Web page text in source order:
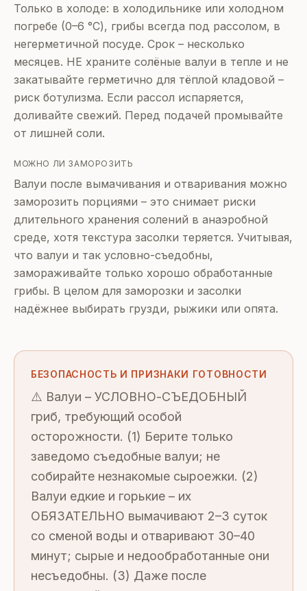
Только в холоде: в холодильнике или холодном
погребе (0–6 °C), грибы всегда под рассолом, в
негерметичной посуде. Срок – несколько
месяцев. НЕ храните солёные валуи в тепле и не
закатывайте герметично для тёплой кладовой –
риск ботулизма. Если рассол испаряется,
доливайте свежий. Перед подачей промывайте
от лишней соли.
МОЖНО ЛИ ЗАМОРОЗИТЬ
Валуи после вымачивания и отваривания можно
заморозить порциями – это снимает риски
длительного хранения солений в анаэробной
среде, хотя текстура засолки теряется. Учитывая,
что валуи и так условно-съедобны,
замораживайте только хорошо обработанные
грибы. В целом для заморозки и засолки
надёжнее выбирать грузди, рыжики или опята.
БЕЗОПАСНОСТЬ И ПРИЗНАКИ ГОТОВНОСТИ
⚠️ Валуи – УСЛОВНО-СЪЕДОБНЫЙ
гриб, требующий особой
осторожности. (1) Берите только
заведомо съедобные валуи; не
собирайте незнакомые сыроежки. (2)
Валуи едкие и горькие – их
ОБЯЗАТЕЛЬНО вымачивают 2–3 суток
со сменой воды и отваривают 30–40
минут; сырые и недообработанные они
несъедобны. (3) Даже после